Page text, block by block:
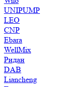
UNIPUMP
LEO
CNP
Ebara
WellMix
Ридан
DAB
Liancheng